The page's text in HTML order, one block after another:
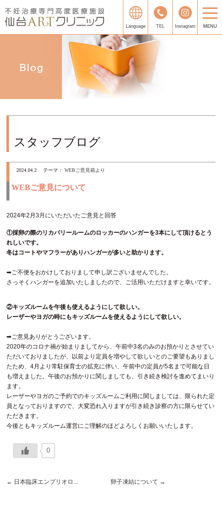
Language TEL Instagram MENU
スタッフブログ
2024.04.2 テーマ：WEBご意見箱より
WEBご意見について
2024年2月3月にいただいたご意見と回答
①採卵の際のリカバリールームのロッカーのハンガーを3本にして頂けるとう
れしいです。
冬はコートやマフラーがありハンガーが多いと助かります。
➡ご不便をおかけしておりまして申し訳ございませんでした。
さっそくハンガーを追加いたしましたので、ご活用いただけますと幸いです。
②キッズルームを午後も使えるようにして欲しい。
レーザーやヨガの時にもキッズルームを使えるようにして欲しい。
➡ご意見ありがとうございます。
2020年のコロナ禍が始まりましてから、午前中3名のみのお預かりとさせてい
ただいておりましたが、以前より定員を増やして欲しいとのご要望もありまし
たため、4月より常駐保育士の拡充に伴い、午前中の定員が5名まで可能な日
も増えました。午後のお預かりに関しましても、引き続き検討を進めてまいり
ます。
レーザーやヨガのご予約でのキッズルームご利用に関しましては、限られた定
員となっておりますので、大変恐れ入りますが引き続き診察の方に限らせてい
ただきます。
今後ともキッズルーム運営にご理解のほどよろしくお願いいたします。
0
← 日本臨床エンブリオロ... 卵子凍結について →